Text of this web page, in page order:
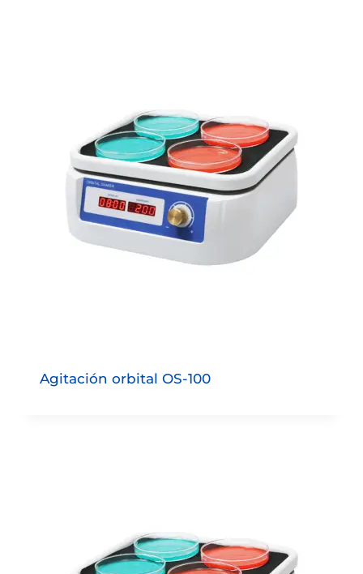
Agitación orbital OS-100